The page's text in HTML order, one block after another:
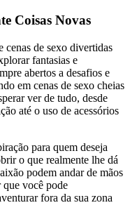
Coisas Novas
cenas de sexo divertidas
fantasias e
abertos a desafios e
em cenas de sexo cheias
ver de tudo, desde
até o uso de acessórios
para quem deseja
o que realmente lhe dá
podem andar de mãos
que você pode
fora da sua zona